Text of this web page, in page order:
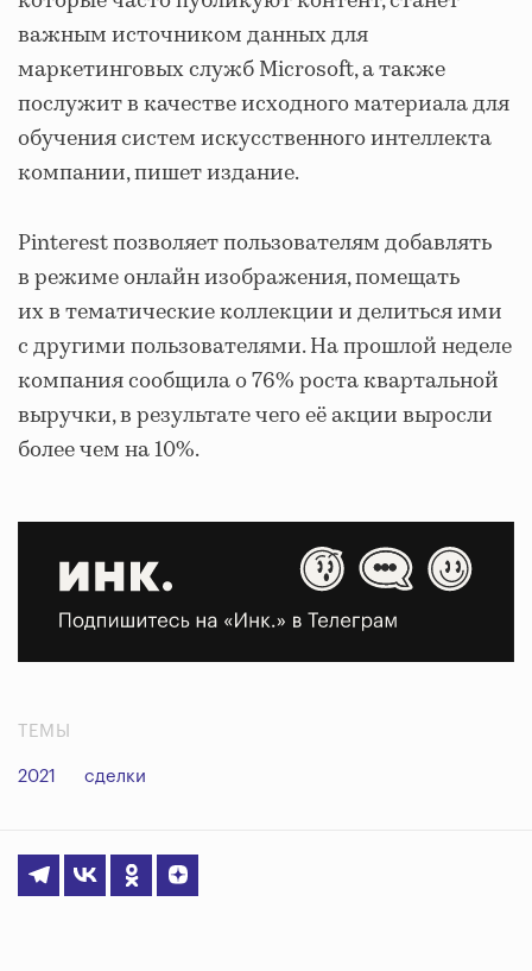
важным источником данных для
маркетинговых служб Microsoft, а также
послужит в качестве исходного материала для
обучения систем искусственного интеллекта
компании, пишет издание.
Pinterest позволяет пользователям добавлять
в режиме онлайн изображения, помещать
их в тематические коллекции и делиться ими
с другими пользователями. На прошлой неделе
компания сообщила о 76% роста квартальной
выручки, в результате чего её акции выросли
более чем на 10%.
ТЕМЫ
2021 сделки